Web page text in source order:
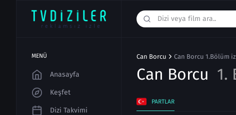
MENÜ
Anasayfa
Keşfet
Dizi Takvimi
Can Borcu Can Borcu 1.Bölüm
Can Borcu 1.
PARTLAR